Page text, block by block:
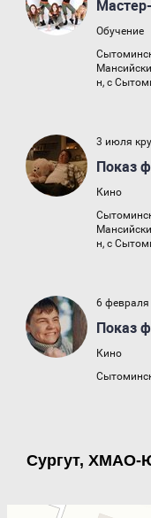
Сургут, ХМАО-